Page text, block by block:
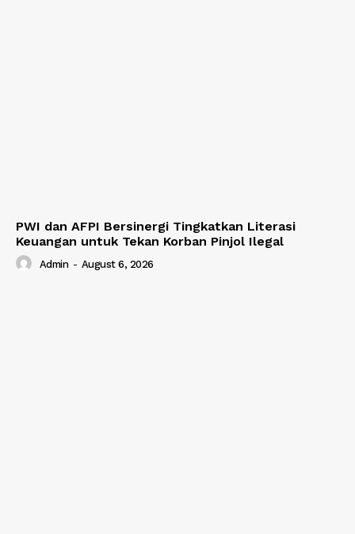
PWI dan AFPI Bersinergi Tingkatkan Literasi
Keuangan untuk Tekan Korban Pinjol Ilegal
Admin - August 6, 2026